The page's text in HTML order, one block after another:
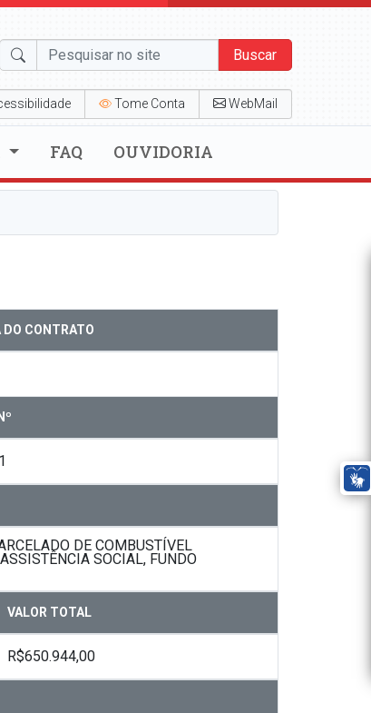
Buscar
Tome Conta WebMail
FAQ OUVIDORIA
DO CONTRATO
DE COMBUSTÍVEL
SOCIAL, FUNDO
VALOR TOTAL
R$650.944,00